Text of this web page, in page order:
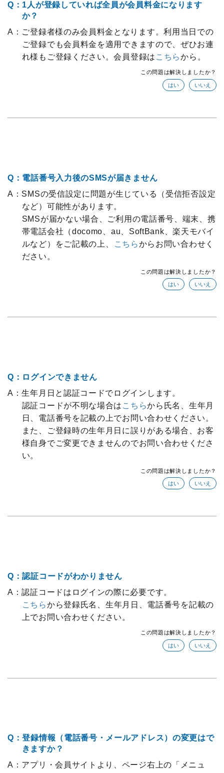
Q：1人が登録していれば全員が会員料金になります
か？
A：ご登録者様のみ会員料金となります。利用当日での
ご登録でも会員料金を適用できますので、ぜひお連
れ様もご登録ください。会員登録は こちらから。
この問題は解決しましたか？
Q：電話番号入力後のSMSが届きません
A：SMSの受信設定に問題が生じている（受信拒否設定
など）可能性があります。
SMSが届かない場合、ご利用の電話番号、端末、携
帯電話会社（docomo、au、SoftBank、楽天モバイ
ルなど）をご記載の上、
こちらからお問い合わせく
ださい。
この問題は解決しましたか？
Q：ログインできません
A：生年月日と認証コードでログインします。
認証コードが不明な場合は こちらから氏名、生年月
日、電話番号を記載の上でお問い合わせください。
また、ご登録時の生年月日に誤りがある場合、お客
様自身でご変更できませんのでお問い合わせくださ
い。
この問題は解決しましたか？
Q：認証コードがわかりません
A：認証コードはログインの際に必要です。
こちらから登録氏名、生年月日、電話番号を記載の
上でお問い合わせください。
この問題は解決しましたか？
Q：登録情報（電話番号・メールアドレス）の変更はで
きますか？
A：アプリ・会員サイトより、ページ右上の「メニュ